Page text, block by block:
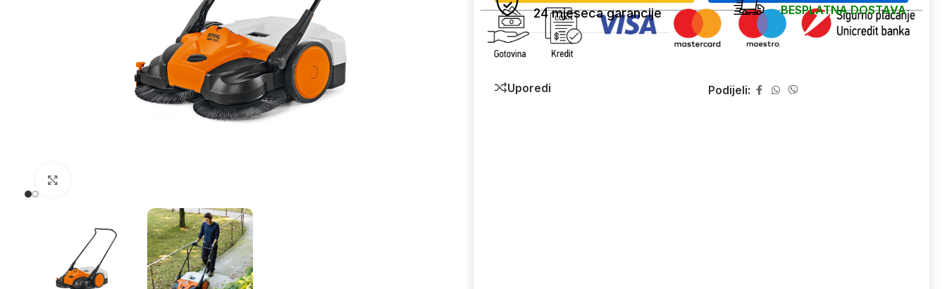
24 mjeseca garancije BESPLATNA DOSTAVA
Uporedi Podijeli: